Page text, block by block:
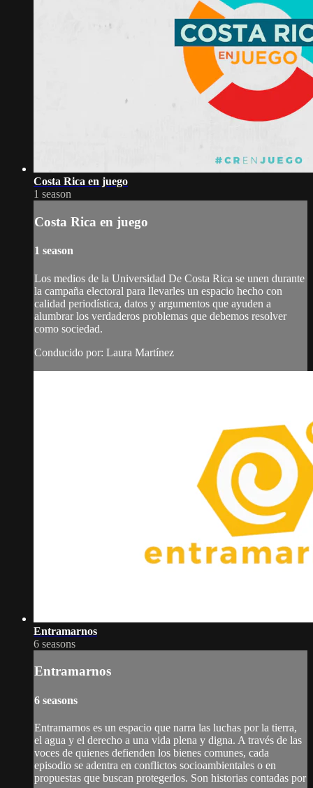
Costa Rica en juego
1 season
Costa Rica en juego
1 season
Los medios de la Universidad De Costa Rica se unen durante
la campaña electoral para llevarles un espacio hecho con
calidad periodística, datos y argumentos que ayuden a
alumbrar los verdaderos problemas que debemos resolver
como sociedad.
Conducido por: Laura Martínez
Entramarnos
6 seasons
Entramarnos
6 seasons
Entramarnos es un espacio que narra las luchas por la tierra,
el agua y el derecho a una vida plena y digna. A través de las
voces de quienes defienden los bienes comunes, cada
episodio se adentra en conflictos socioambientales o en
propuestas que buscan protegerlos. Son historias contadas por